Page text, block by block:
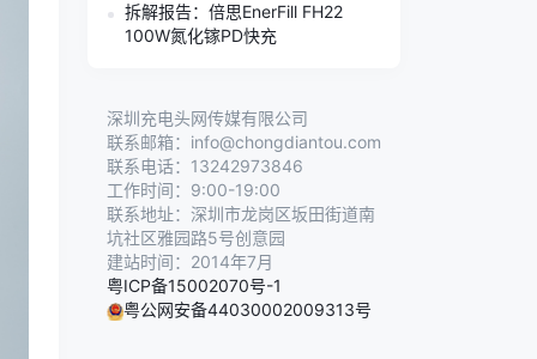
拆解报告：倍思EnerFill FH22
100W氮化镓PD快充
深圳充电头网传媒有限公司
联系邮箱：info@chongdiantou.com
联系电话：13242973846
工作时间：9:00-19:00
联系地址：深圳市龙岗区坂田街道南
坑社区雅园路5号创意园
建站时间：2014年7月
粤ICP备15002070号-1
粤公网安备44030002009313号